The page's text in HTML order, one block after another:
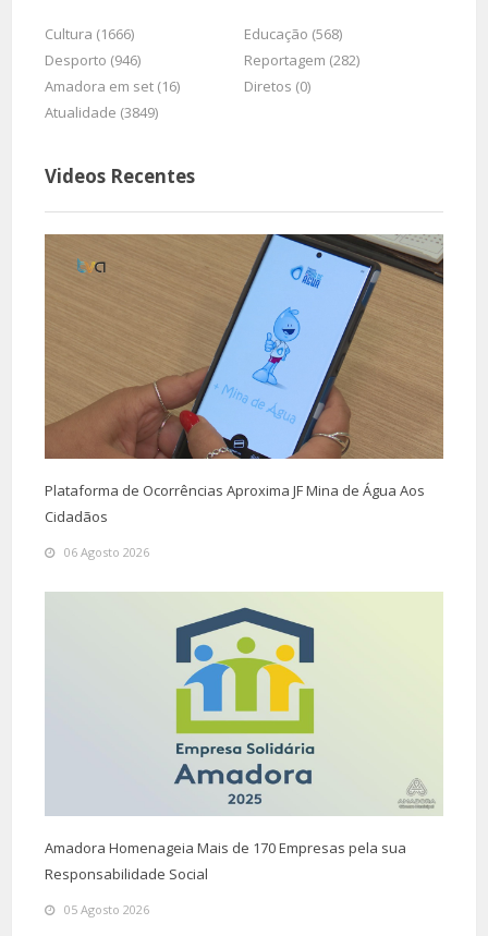
Cultura (1666)
Educação (568)
Desporto (946)
Reportagem (282)
Amadora em set (16)
Diretos (0)
Atualidade (3849)
Videos Recentes
Plataforma de Ocorrências Aproxima JF Mina de Água Aos
Cidadãos
06 Agosto 2026
Amadora Homenageia Mais de 170 Empresas pela sua
Responsabilidade Social
05 Agosto 2026